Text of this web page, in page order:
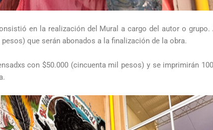
en la realización del Mural a cargo del autor o
que serán abonados a la finalización de la obra.
con $50.000 (cincuenta mil pesos) y se imprimirán